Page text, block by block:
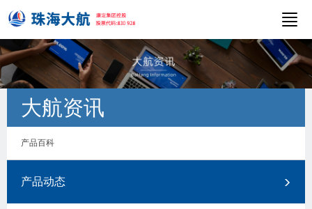
大航资讯
产品百科
产品动态